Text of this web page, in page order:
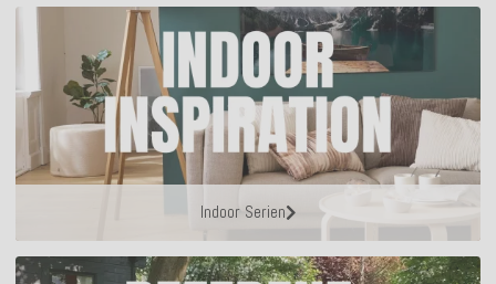
Indoor Serien